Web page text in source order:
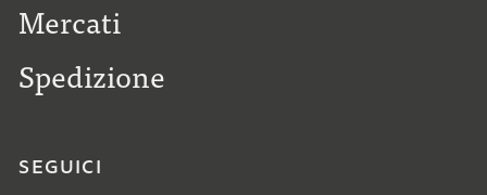
Mercati
Spedizione
SEGUICI